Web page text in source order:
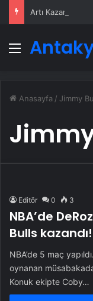
Menü
Anasayfa / Jimmy
Editör 0 3
NBA’de
Bulls kazandı!
NBA’de 5 maç
oynanan
Konuk ekipte Coby…